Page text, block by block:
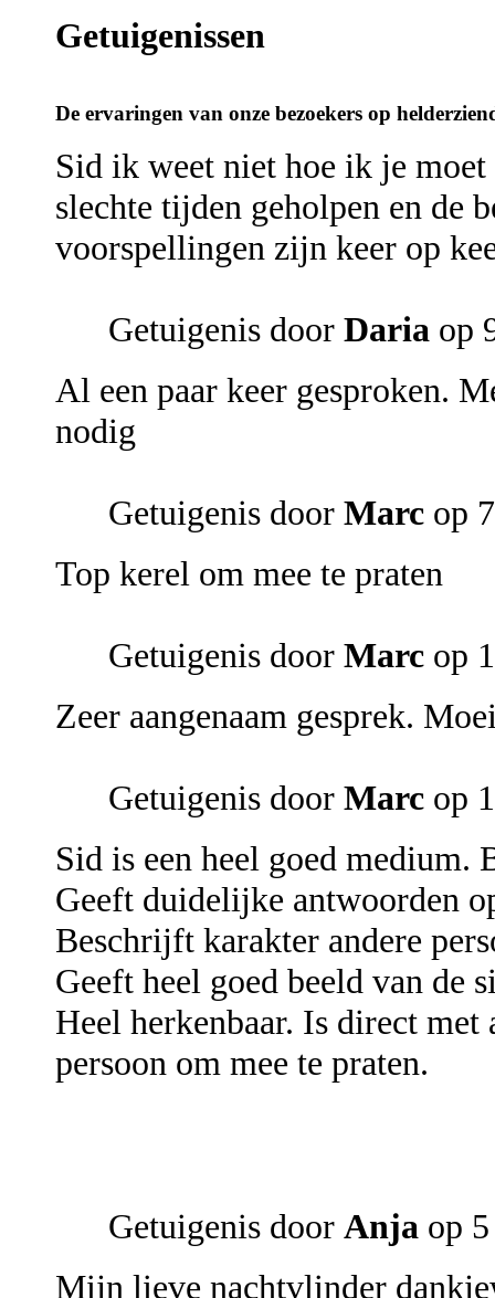
Getuigenissen
De ervaringen van onze bezoekers op
Sid ik weet niet hoe ik je
slechte tijden geholpen en de
voorspellingen zijn keer op
Getuigenis door Daria op
Al een paar keer gesproken.
nodig
Getuigenis door Marc op
Top kerel om mee te praten
Getuigenis door Marc op
Zeer aangenaam gesprek.
Getuigenis door Marc op
Sid is een heel goed medium.
Geeft duidelijke antwoorden
Beschrijft karakter andere
Geeft heel goed beeld van de
Heel herkenbaar. Is direct
persoon om mee te praten.
Getuigenis door Anja op
Mijn lieve nachtvlinder